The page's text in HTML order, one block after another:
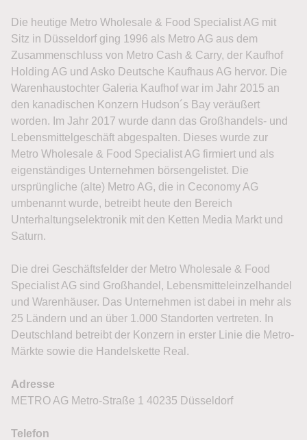
Die heutige Metro Wholesale & Food Specialist AG mit
Sitz in Düsseldorf ging 1996 als Metro AG aus dem
Zusammenschluss von Metro Cash & Carry, der Kaufhof
Holding AG und Asko Deutsche Kaufhaus AG hervor. Die
Warenhaustochter Galeria Kaufhof war im Jahr 2015 an
den kanadischen Konzern Hudson´s Bay veräußert
worden. Im Jahr 2017 wurde dann das Großhandels- und
Lebensmittelgeschäft abgespalten. Dieses wurde zur
Metro Wholesale & Food Specialist AG firmiert und als
eigenständiges Unternehmen börsengelistet. Die
ursprüngliche (alte) Metro AG, die in Ceconomy AG
umbenannt wurde, betreibt heute den Bereich
Unterhaltungselektronik mit den Ketten Media Markt und
Saturn.
Die drei Geschäftsfelder der Metro Wholesale & Food
Specialist AG sind Großhandel, Lebensmitteleinzelhandel
und Warenhäuser. Das Unternehmen ist dabei in mehr als
25 Ländern und an über 1.000 Standorten vertreten. In
Deutschland betreibt der Konzern in erster Linie die Metro-
Märkte sowie die Handelskette Real.
Adresse
METRO AG Metro-Straße 1 40235 Düsseldorf
Telefon